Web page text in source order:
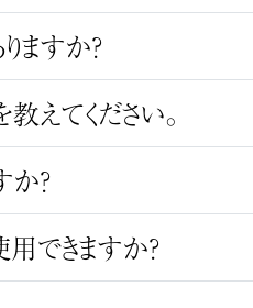
ますか？
教えてください。
？
用できますか？